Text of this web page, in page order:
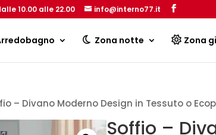
10.00 alle 22.00 info@interno77.it
Zona notte Zona
– Divano Moderno Design in Tessuto o
Soffio –